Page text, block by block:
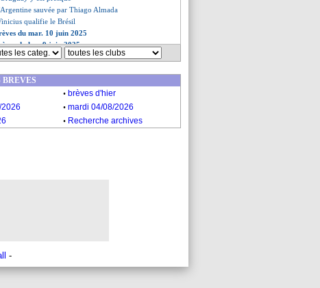
sauvée par Thiago Almada
qualifie le Brésil
du mar. 10 juin 2025
du lun. 9 juin 2025
. brèves d'hier
. mardi 04/08/2026
. Recherche archives
-